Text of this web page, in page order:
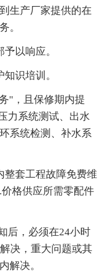
生产厂家提供的在
。
以响应。
识培训。
"，且保修期内提
力系统测试、出水
系统检测、补水系
套工程故障免费维
格供应所需零配件
，必须在24小时
决，重大问题或其
解决。